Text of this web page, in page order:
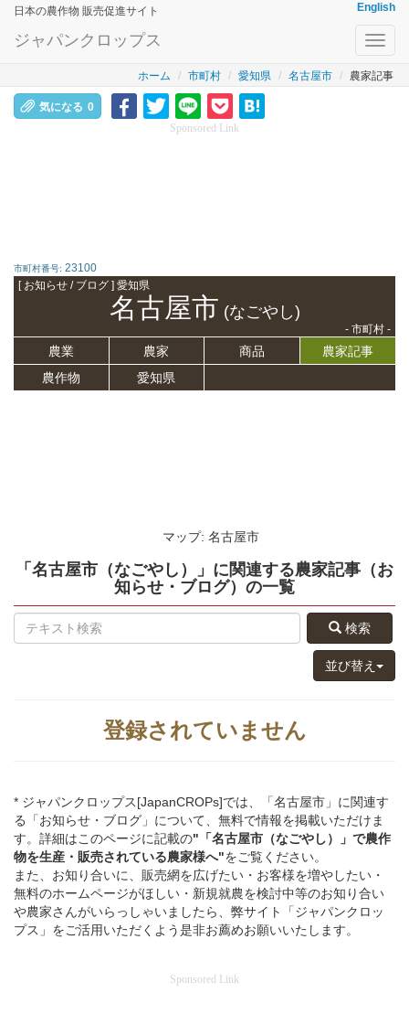
日本の農作物 販売促進サイト English
ジャパンクロップス
ホーム 市町村 愛知県 名古屋市 農家記事
気になる 0
Sponsored Link
市町村番号: 23100
[ お知らせ / ブログ ] 愛知県
名古屋市 (なごやし)
- 市町村 -
農業 農家 商品
農家記事
農作物
愛知県
マップ: 名古屋市
「名古屋市（なごやし）」 に関連する農家記事（お
知らせ・ブログ） の一覧
検索
並び替え
登録されていません
* ジャパンクロップス[JapanCROPs]では、「名古屋市」に関連す
る「お知らせ・ブログ」について、無料で情報を掲載いただけま
す。詳細はこのページに記載の"「名古屋市（なごやし）」 で農作
物を生産・販売されている農家様へ"をご覧ください。
また、お知り合いに、販売網を広げたい・お客様を増やしたい・
無料のホームページがほしい・新規就農を検討中等のお知り合い
や農家さんがいらっしゃいましたら、弊サイト「ジャパンクロッ
プス」をご活用いただくよう是非お薦めお願いいたします。
Sponsored Link